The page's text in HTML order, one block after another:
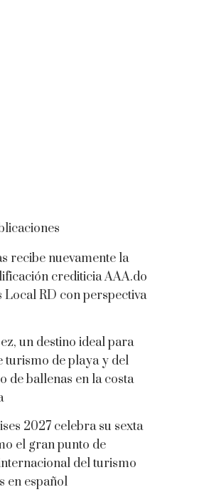
recibe nuevamente la
crediticia AAA.do
Local RD con perspectiva
un destino ideal para
turismo de playa y del
de ballenas en la costa
2027 celebra su sexta
el gran punto de
del turismo
en español